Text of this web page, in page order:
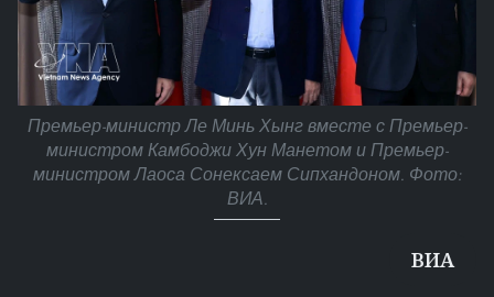
Премьер-министр Ле Минь Хынг вместе с Премьер-
министром Камбоджи Хун Манетом и Премьер-
министром Лаоса Сонексаем Сипхандоном. Фото:
ВИА.
ВИА